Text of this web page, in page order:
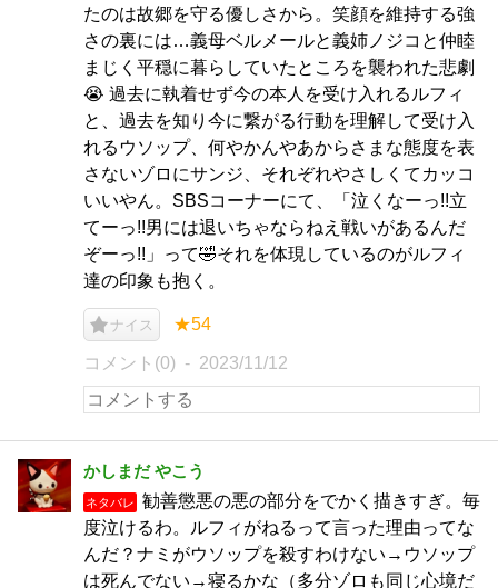
たのは故郷を守る優しさから。笑顔を維持する強
さの裏には…義母ベルメールと義姉ノジコと仲睦
まじく平穏に暮らしていたところを襲われた悲劇
😭 過去に執着せず今の本人を受け入れるルフィ
と、過去を知り今に繋がる行動を理解して受け入
れるウソップ、何やかんやあからさまな態度を表
さないゾロにサンジ、それぞれやさしくてカッコ
いいやん。SBSコーナーにて、「泣くなーっ!!立
てーっ!!男には退いちゃならねえ戦いがあるんだ
ぞーっ!!」って🤣それを体現しているのがルフィ
達の印象も抱く。
ナイス ★54
コメント(0) 2023/11/12
かしまだ やこう
ネタバレ
勧善懲悪の悪の部分をでかく描きすぎ。毎
度泣けるわ。ルフィがねるって言った理由ってな
んだ？ナミがウソップを殺すわけない→ウソップ
は死んでない→寝るかな（多分ゾロも同じ心境だ